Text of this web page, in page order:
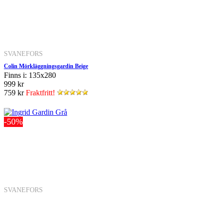
SVANEFORS
Colin Mörkläggningsgardin Beige
Finns i: 135x280
999 kr
759 krFraktfritt!
-50%
SVANEFORS